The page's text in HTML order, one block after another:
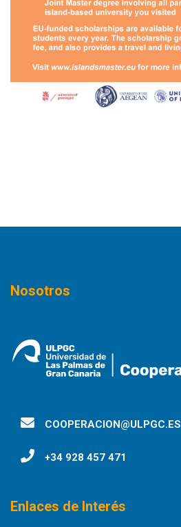
Nosotros
COOPERACION@ULPGC.ES
+34 928 457 471
Enlaces de Interés